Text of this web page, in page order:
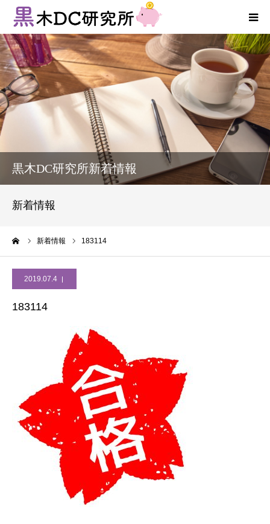
黒木DC研究所新着情報
新着情報
新着情報 183114
2019.07.4
183114
法人向けサービス
個人向けサービス
新着情報
お問い合わせ